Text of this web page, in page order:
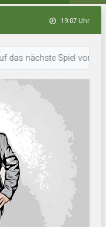
19:07 Uhr
Spiel vor. •